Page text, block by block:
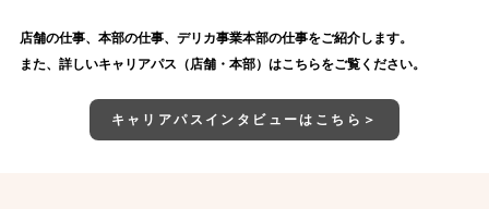
店舗の仕事、本部の仕事、デリカ事業本部の仕事をご紹介します。
また、詳しいキャリアパス（店舗・本部）はこちらをご覧ください。
キャリアパスインタビューはこちら＞